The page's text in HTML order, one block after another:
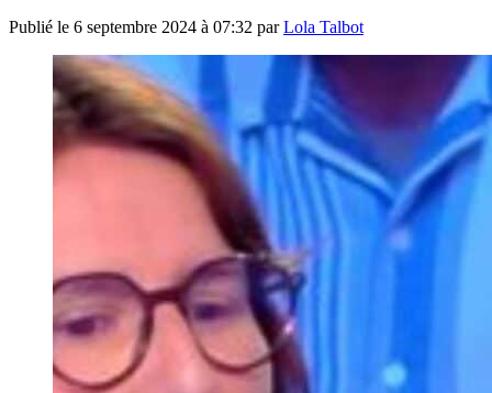
Publié le 6 septembre 2024 à 07:32 parLola Talbot